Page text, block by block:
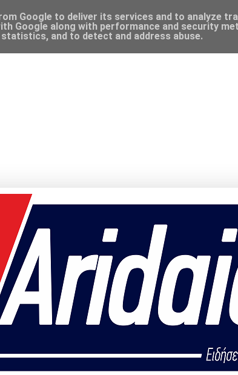
Google to deliver its services and to analyze
Google along with performance and security
and to detect and address abuse.